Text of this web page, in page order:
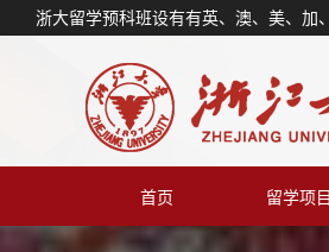
浙大留学预科班设有有英、澳、美、加
首页 留学项目